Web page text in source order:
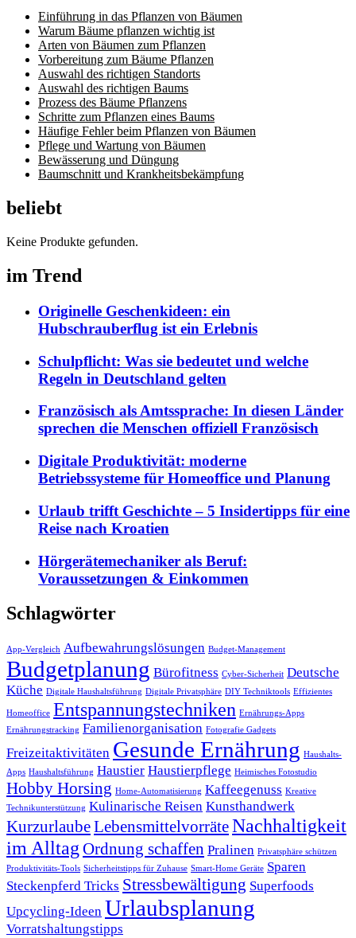
Einführung in das Pflanzen von Bäumen
Warum Bäume pflanzen wichtig ist
Arten von Bäumen zum Pflanzen
Vorbereitung zum Bäume Pflanzen
Auswahl des richtigen Standorts
Auswahl des richtigen Baums
Prozess des Bäume Pflanzens
Schritte zum Pflanzen eines Baums
Häufige Fehler beim Pflanzen von Bäumen
Pflege und Wartung von Bäumen
Bewässerung und Düngung
Baumschnitt und Krankheitsbekämpfung
beliebt
Keine Produkte gefunden.
im Trend
Originelle Geschenkideen: ein
Hubschrauberflug ist ein Erlebnis
Schulpflicht: Was sie bedeutet und welche
Regeln in Deutschland gelten
Französisch als Amtssprache: In diesen Länder
sprechen die Menschen offiziell Französisch
Digitale Produktivität: moderne
Betriebssysteme für Homeoffice und Planung
Urlaub trifft Geschichte – 5 Insidertipps für eine
Reise nach Kroatien
Hörgerätemechaniker als Beruf:
Voraussetzungen & Einkommen
Schlagwörter
App-Vergleich Aufbewahrungslösungen Budget-Management
Budgetplanung Bürofitness Cyber-Sicherheit Deutsche
Küche Digitale Haushaltsführung Digitale Privatsphäre DIY Techniktools Effizientes
Homeoffice Entspannungstechniken Ernährungs-Apps
Ernährungstracking Familienorganisation Fotografie Gadgets
Freizeitaktivitäten Gesunde Ernährung Haushalts-
Apps Haushaltsführung Haustier Haustierpflege Heimisches Fotostudio
Hobby Horsing Home-Automatisierung Kaffeegenuss Kreative
Technikunterstützung Kulinarische Reisen Kunsthandwerk
KurzurlaubeLebensmittelvorräteNachhaltigkeit
im Alltag Ordnung schaffen Pralinen Privatsphäre schützen
Produktivitäts-Tools Sicherheitstipps für Zuhause Smart-Home Geräte Sparen
Steckenpferd Tricks Stressbewältigung Superfoods
Upcycling-Ideen Urlaubsplanung
Vorratshaltungstipps